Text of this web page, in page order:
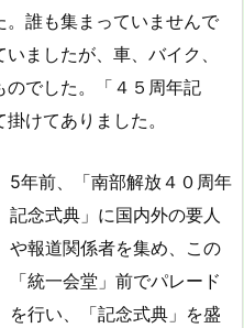
誰も集まっていませんで
ましたが、車、バイク、
のでした。「４５周年記
けてありました。
5年前、「南部解放４０周年
記念式典」に国内外の要人
や報道関係者を集め、この
「統一会堂」前でパレード
を行い、「記念式典」を盛